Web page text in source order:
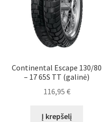
Continental Escape 130/80
– 17 65S TT (galinė)
116,95 €
Į krepšelį